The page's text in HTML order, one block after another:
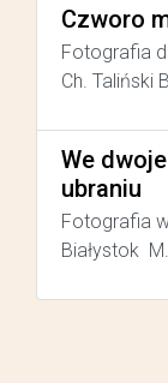
Czworo
Fotografia
Ch. Taliński
We
ubraniu
Fotografia
Białystok